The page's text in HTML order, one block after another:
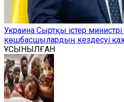
Украина Сыртқы істер министрі
көшбасшылардың кездесуі
ҰСЫНЫЛҒАН